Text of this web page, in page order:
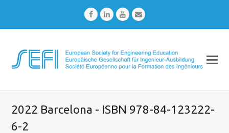
FacebookLinkedInYoutubeEmail
2022 Barcelona - ISBN 978-84-123222-
6-2